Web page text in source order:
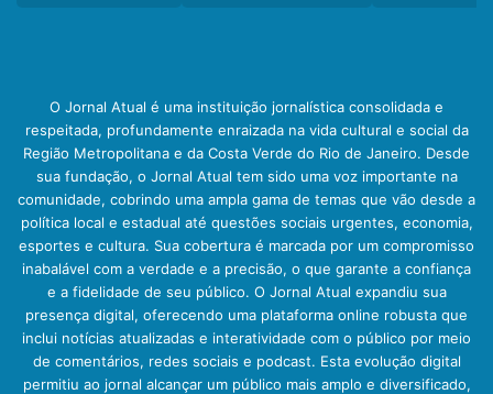
O Jornal Atual é uma instituição jornalística consolidada e
respeitada, profundamente enraizada na vida cultural e social da
Região Metropolitana e da Costa Verde do Rio de Janeiro. Desde
sua fundação, o Jornal Atual tem sido uma voz importante na
comunidade, cobrindo uma ampla gama de temas que vão desde a
política local e estadual até questões sociais urgentes, economia,
esportes e cultura. Sua cobertura é marcada por um compromisso
inabalável com a verdade e a precisão, o que garante a confiança
e a fidelidade de seu público. O Jornal Atual expandiu sua
presença digital, oferecendo uma plataforma online robusta que
inclui notícias atualizadas e interatividade com o público por meio
de comentários, redes sociais e podcast. Esta evolução digital
permitiu ao jornal alcançar um público mais amplo e diversificado,